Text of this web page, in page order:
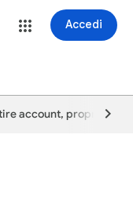
Accedi
account, proprietà e